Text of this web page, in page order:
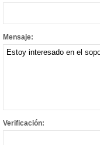
Mensaje:
Verificación: